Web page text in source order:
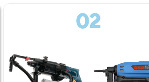
02